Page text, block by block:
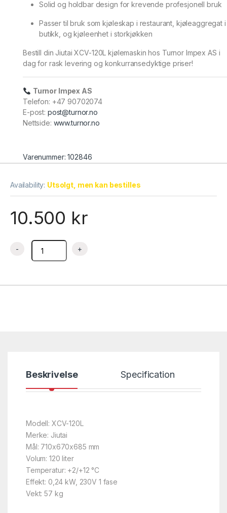
Solid og holdbar design for krevende profesjonell bruk
Passer til bruk som kjøleskap i restaurant, kjøleaggregat i
butikk, og kjøleenhet i storkjøkken
Bestill din Jiutai XCV-120L kjølemaskin hos Turnor Impex AS i
dag for rask levering og konkurransedyktige priser!
Turnor Impex AS
Telefon: +47 90702074
E-post: post@turnor.no
Nettside: www.turnor.no
Varenummer: 102846
Availability: Utsolgt, men kan bestilles
10.500 kr
Kjølemonter buet glass710x670x685 mm XCW-120L, Jiutai
Beskrivelse Specification
Modell: XCV-120L
Merke: Jiutai
Mål: 710x670x685 mm
Volum: 120 liter
Temperatur: +2/+12 °C
Effekt: 0,24 kW, 230V 1 fase
Vekt: 57 kg